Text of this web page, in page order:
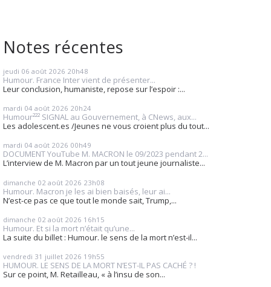
Notes récentes
jeudi 06 août 2026 20h48
Humour. France Inter vient de présenter...
Leur conclusion, humaniste, repose sur l’espoir :...
mardi 04 août 2026 20h24
Humour²²² SIGNAL au Gouvernement, à CNews, aux...
Les adolescent.es /Jeunes ne vous croient plus du tout...
mardi 04 août 2026 00h49
DOCUMENT YouTube M. MACRON le 09/2023 pendant 2...
L’interview de M. Macron par un tout jeune journaliste...
dimanche 02 août 2026 23h08
Humour. Macron je les ai bien baisés, leur ai...
N’est-ce pas ce que tout le monde sait, Trump,...
dimanche 02 août 2026 16h15
Humour. Et si la mort n’était qu’une...
La suite du billet : Humour. le sens de la mort n’est-il...
vendredi 31 juillet 2026 19h55
HUMOUR. LE SENS DE LA MORT N’EST-IL PAS CACHÉ ? !
Sur ce point, M. Retailleau, « à l’insu de son...